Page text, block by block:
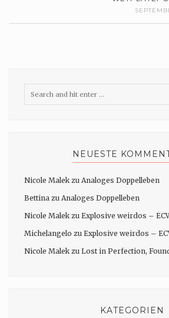
NEUESTE
Nicole Malek zu Analoges Doppelleben
Bettina zu Analoges Doppelleben
Nicole Malek zu Explosive weirdos –
Michelangelo zu Explosive weirdos –
Nicole Malek zu Lost in Perfection,
KATEGORIEN